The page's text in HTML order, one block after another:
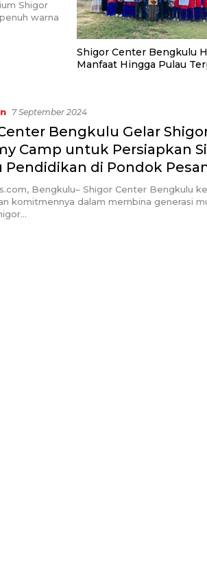
Shigor
warna
Shigor Center Bengkulu
7 September 2024
Bengkulu Gelar
Camp untuk Persiapkan
Pendidikan di Pondok
Bengkulu– Shigor Center Bengkulu
komitmennya dalam membina generasi